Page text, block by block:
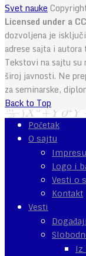
Svet nauke
Licensed under a
dozvoljena je
adrese sajta i autora
Tekstovi na sajtu su
široj javnosti. Ne
za seminarske,
Back to Top
Početak
O sajtu
Logo i
Vesti o
Kontakt
Vesti
Događaji
Iz